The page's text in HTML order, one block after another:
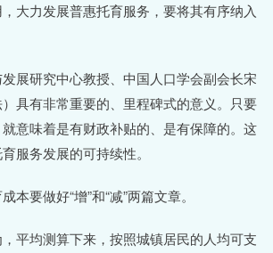
大力发展普惠托育服务，要将其有序纳入
展研究中心教授、中国人口学会副会长宋
具有非常重要的、里程碑式的意义。只要
意味着是有财政补贴的、是有保障的。这
服务发展的可持续性。
本要做好“增”和“减”两篇文章。
平均测算下来，按照城镇居民的人均可支